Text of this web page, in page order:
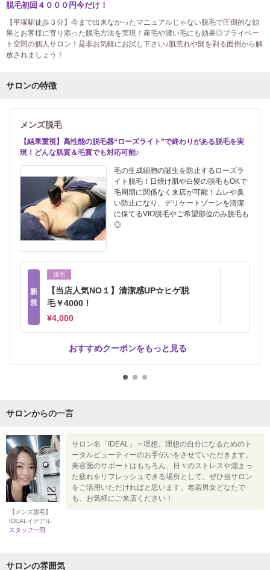
脱毛初回４０００円今だけ！
【平塚駅徒歩３分】今まで出来なかったマニュアルじゃない脱毛で圧倒的な効
果とお客様に寄り添った脱毛方法を実現！産毛や濃い毛にも効果◎プライベー
ト空間の個人サロン！是非お気軽にお試し下さい♪肌荒れや髭を剃る面倒から解
放されましょう！
サロンの特徴
メンズ脱毛
【結果重視】高性能の脱毛器“ローズライト”で終わりがある脱毛を実
現！どんな肌質＆毛質でも対応可能♪
毛の生成細胞の誕生を防止するローズラ
イト脱毛！日焼け肌や白髪の脱毛もOKで
毛周期に関係なく来店が可能！ムレや臭
い防止になり、デリケートゾーンを清潔
に保てるVIO脱毛やご希望部位のみ脱毛も
◎
新
規
脱毛
【当店人気NO１】清潔感UP☆ヒゲ脱
毛￥4000！
¥4,000
おすすめクーポンをもっと見る
サロンからの一言
【メンズ脱毛】
IDEALイデアル
スタッフ一同
サロン名「IDEAL」＝理想。理想の自分になるためのト
ータルビューティーのお手伝いをさせていただきます。
美容面のサポートはもちろん、日々のストレスや溜まっ
た疲れをリフレッシュできる場所として、ぜひ当サロン
をご活用いただければと思います。老若男女どなたで
も、お気軽にご来店ください！
サロンの雰囲気